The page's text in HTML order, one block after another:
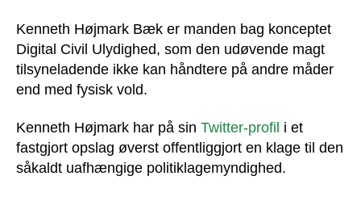
Kenneth Højmark Bæk er manden bag konceptet
Digital Civil Ulydighed, som den udøvende magt
tilsyneladende ikke kan håndtere på andre måder
end med fysisk vold.
Kenneth Højmark har på sin Twitter-profil i et
fastgjort opslag øverst offentliggjort en klage til den
såkaldt uafhængige politiklagemyndighed.